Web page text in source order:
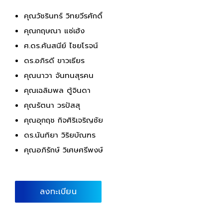
คุณวัชรินทร์ วิทยวีรศักดิ์
คุณกฤษณา แซ่เฮ้ง
ศ.ดร.ศันสนีย์ ไชยโรจน์
ดร.อภิรดี ขาวเธียร
คุณนาวา จันทนสุรคน
คุณเฉลิมพล ตู้จินดา
คุณรัตนา วรปัสสุ
คุณอุกฤช กิจศิริเจริญชัย
ดร.นันทิยา วิริยบัณฑร
คุณอภิรักษ์ วิเศษศรีพงษ์
ลงทะเบียน